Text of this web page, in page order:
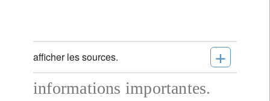
afficher les sources. +
informations importantes.